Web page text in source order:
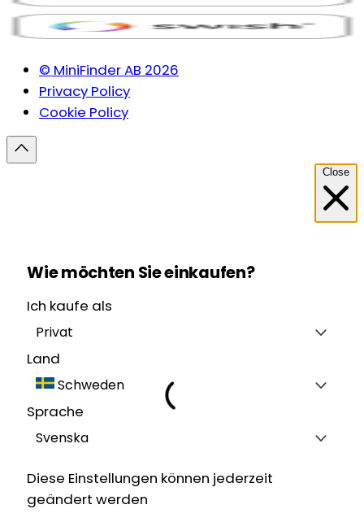
© MiniFinder AB 2026
Privacy Policy
Cookie Policy
Close
Wie möchten Sie einkaufen?
Ich kaufe als
Privat
Land
Schweden
Sprache
Svenska
Diese Einstellungen können jederzeit
geändert werden